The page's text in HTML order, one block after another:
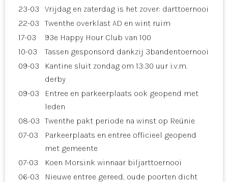
23-03
Vrijdag en zaterdag is het zover: darttoernooi
22-03
Twenthe overklast AD en wint ruim
17-03
93e Happy Hour Club van 100
10-03
Tassen gesponsord dankzij 3bandentoernooi
09-03
Kantine sluit zondag om 13:30 uur i.v.m.
derby
09-03
Entree en parkeerplaats ook geopend met
leden
08-03 Twenthe pakt periode na winst op Reünie
07-03
Parkeerplaats en entree officieel geopend
met gemeente
07-03
Koen Morsink winnaar biljarttoernooi
06-03
Nieuwe entree gereed, oude poorten dicht